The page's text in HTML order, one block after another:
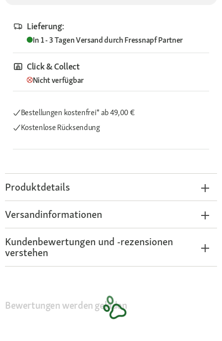
Lieferung:
In 1 - 3 TagenVersand durchFressnapf Partner
Click & Collect
Nicht verfügbar
Bestellungen kostenfrei*ab 49,00 €
Kostenlose Rücksendung
Produktdetails
Versandinformationen
Kundenbewertungen und -rezensionen
verstehen
Bewertungen werden geladen